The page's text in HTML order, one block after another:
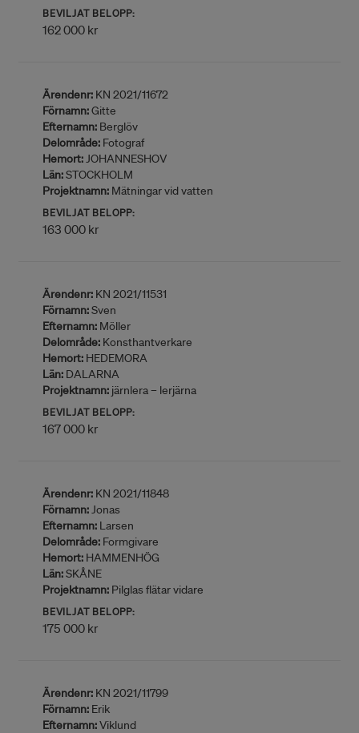
BEVILJAT BELOPP:
162 000 kr
Ärendenr: KN 2021/11672
Förnamn:Gitte
Efternamn: Berglöv
Delområde: Fotograf
Hemort:JOHANNESHOV
Län:STOCKHOLM
Projektnamn: Mätningar vid vatten
BEVILJAT BELOPP:
163 000 kr
Ärendenr: KN 2021/11531
Förnamn:Sven
Efternamn: Möller
Delområde: Konsthantverkare
Hemort: HEDEMORA
Län: DALARNA
Projektnamn: järnlera – lerjärna
BEVILJAT BELOPP:
167 000 kr
Ärendenr: KN 2021/11848
Förnamn:Jonas
Efternamn: Larsen
Delområde: Formgivare
Hemort: HAMMENHÖG
Län:SKÅNE
Projektnamn: Pilglas flätar vidare
BEVILJAT BELOPP:
175 000 kr
Ärendenr: KN 2021/11799
Förnamn: Erik
Efternamn:Viklund